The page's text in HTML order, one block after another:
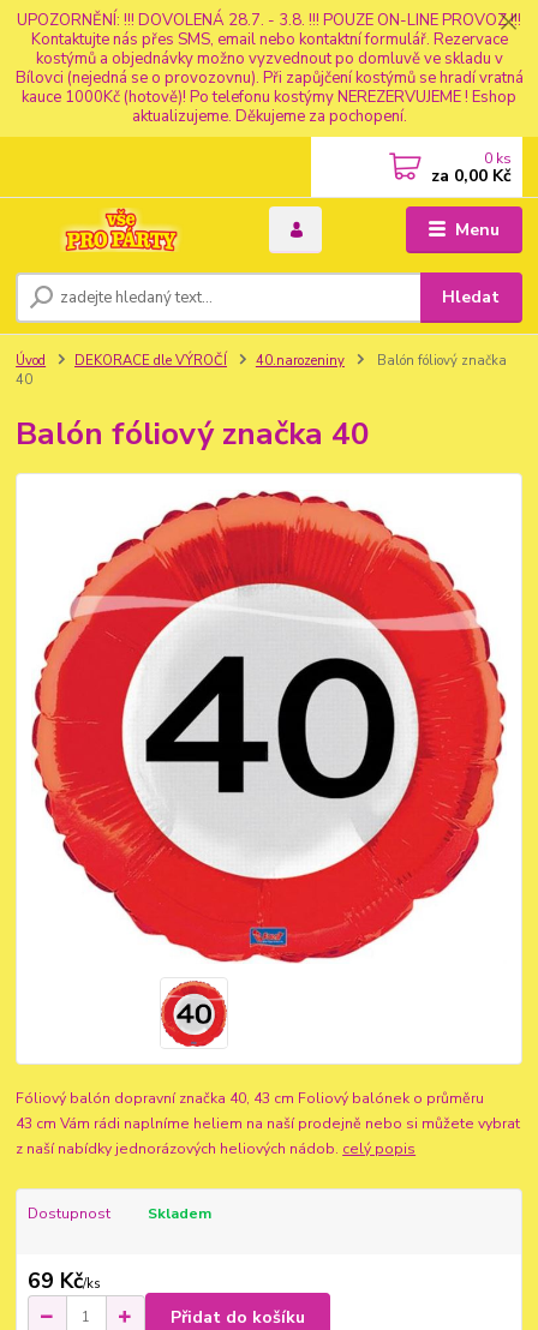
UPOZORNĚNÍ: !!! DOVOLENÁ 28.7. - 3.8. !!! POUZE ON-LINE PROVOZ !!!
Kontaktujte nás přes SMS, email nebo kontaktní formulář. Rezervace
kostýmů a objednávky možno vyzvednout po domluvě ve skladu v
Bílovci (nejedná se o provozovnu). Při zapůjčení kostýmů se hradí vratná
kauce 1000Kč (hotově)! Po telefonu kostýmy NEREZERVUJEME ! Eshop
aktualizujeme. Děkujeme za pochopení.
Menu
Hledat
0 ks
za 0,00 Kč
Úvod DEKORACE dle VÝROČÍ 40.narozeniny
Balón fóliový značka
40
Balón fóliový značka 40
Fóliový balón dopravní značka 40, 43 cm Foliový balónek o průměru
43 cm Vám rádi naplníme heliem na naší prodejně nebo si můžete vybrat
z naší nabídky jednorázových heliových nádob. celý popis
Dostupnost Skladem
69 Kč/ks
Přidat do košíku